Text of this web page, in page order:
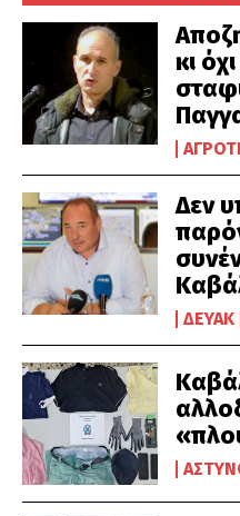
κι
Δεν
ΔΕΥΑΚ